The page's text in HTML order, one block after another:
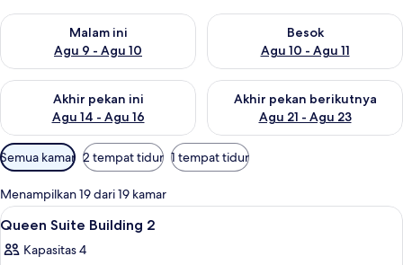
Malam ini
Agu 9 - Agu 10
Periksa ketersediaan untuk malam ini Agu 9 - Agu 10
Besok
Agu 10 - Agu 11
Periksa ketersediaan untuk
Akhir pekan ini
Agu 14 - Agu 16
Periksa ketersediaan untuk akhir pekan ini Agu 14 - Agu 16
Akhir pekan berikutnya
Agu 21 - Agu 23
Periksa ketersediaan untuk
Filter
tersedia
untuk
kamar
Semua kamar 2 tempat tidur 1 tempat tidur
Menampilkan 19 dari 19 kamar
Lihat
semua
foto
Bantalan ekstra lembut, brankas, dan
2
Queen Suite Building 2
Kapasitas 4